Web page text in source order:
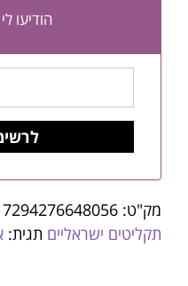
הודיעו
מק"ט: 7294276648056
תקליטים ישראליים תגית: